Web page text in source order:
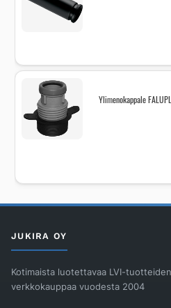
Ylimenokappale
JUKIRA OY
Kotimaista luotettavaa LVI-tuotteiden
verkkokauppaa vuodesta 2004